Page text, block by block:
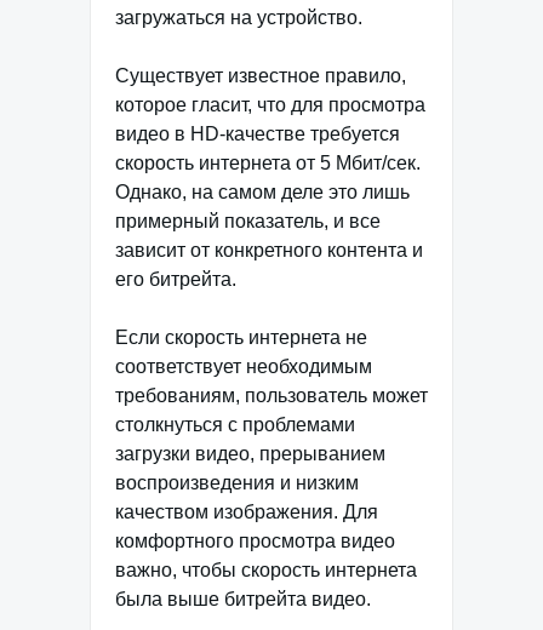
загружаться на устройство.
Существует известное правило,
которое гласит, что для просмотра
видео в HD-качестве требуется
скорость интернета от 5 Мбит/сек.
Однако, на самом деле это лишь
примерный показатель, и все
зависит от конкретного контента и
его битрейта.
Если скорость интернета не
соответствует необходимым
требованиям, пользователь может
столкнуться с проблемами
загрузки видео, прерыванием
воспроизведения и низким
качеством изображения. Для
комфортного просмотра видео
важно, чтобы скорость интернета
была выше битрейта видео.